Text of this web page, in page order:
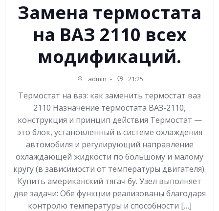
Замена термостата
на ВАЗ 2110 всех
модификаций.
admin - 21:25
Термостат на ваз: как заменить термостат ваз
2110 Назначение термостата ВАЗ-2110,
конструкция и принцип действия Термостат —
это блок, установленный в системе охлаждения
автомобиля и регулирующий направление
охлаждающей жидкости по большому и малому
кругу (в зависимости от температуры двигателя).
Купить американский тягач бу. Узел выполняет
две задачи: Обе функции реализованы благодаря
контролю температуры и способности […]